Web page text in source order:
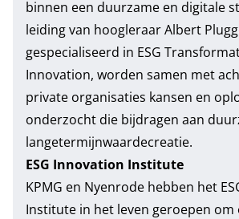
binnen een duurzame en digitale
leiding van hoogleraar Albert
gespecialiseerd in ESG
Innovation, worden samen met
private organisaties kansen en
onderzocht die bijdragen aan
langetermijnwaardecreatie.
ESG Innovation Institute
KPMG en Nyenrode hebben het
Institute in het leven geroepen